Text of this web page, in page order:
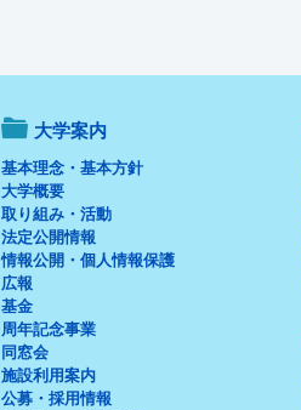
大学案内
基本理念・基本方針
大学概要
取り組み・活動
法定公開情報
情報公開・個人情報保護
広報
基金
周年記念事業
同窓会
施設利用案内
公募・採用情報